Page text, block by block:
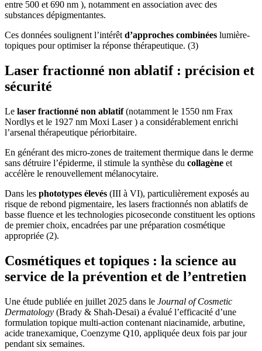
entre 500 et 690 nm ), notamment en association avec des
substances dépigmentantes.
Ces données soulignent l’intérêt d’approches combinées lumière-
topiques pour optimiser la réponse thérapeutique. (3)
Laser fractionné non ablatif : précision et
sécurité
Le laser fractionné non ablatif(notamment le 1550 nm Frax
Nordlys et le 1927 nm Moxi Laser ) a considérablement enrichi
l’arsenal thérapeutique périorbitaire.
En générant des micro-zones de traitement thermique dans le derme
sans détruire l’épiderme, il stimule la synthèse du collagène et
accélère le renouvellement mélanocytaire.
Dans les phototypes élevés (III à VI), particulièrement exposés au
risque de rebond pigmentaire, les lasers fractionnés non ablatifs de
basse fluence et les technologies picoseconde constituent les options
de premier choix, encadrées par une préparation cosmétique
appropriée (2).
Cosmétiques et topiques : la science au
service de la prévention et de l’entretien
Une étude publiée en juillet 2025 dans le Journal of Cosmetic
Dermatology (Brady & Shah-Desai) a évalué l’efficacité d’une
formulation topique multi-action contenant niacinamide, arbutine,
acide tranexamique, Coenzyme Q10, appliquée deux fois par jour
pendant six semaines.